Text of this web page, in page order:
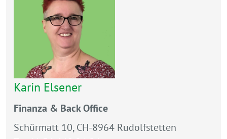
Karin Elsener
Finanza & Back Office
Schürmatt 10, CH-8964 Rudolfstetten